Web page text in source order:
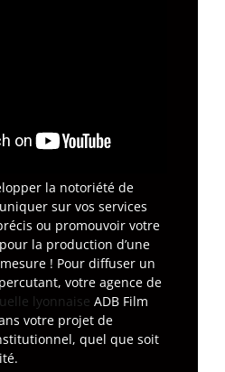
la notoriété de
sur vos services
ou promouvoir votre
la production d’une
! Pour diffuser un
votre agence de
lyonnaise ADB Film
votre projet de
quel que soit